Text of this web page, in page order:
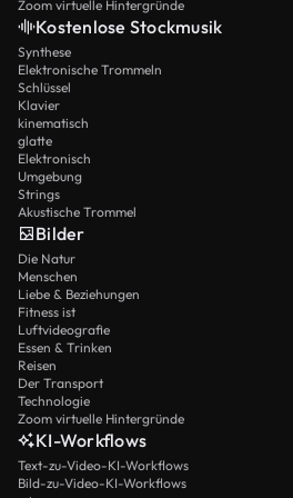
Zoom virtuelle Hintergründe
Kostenlose Stockmusik
Synthese
Elektronische Trommeln
Schlüssel
Klavier
kinematisch
glatte
Elektronisch
Umgebung
Strings
Akustische Trommel
Bilder
Die Natur
Menschen
Liebe & Beziehungen
Fitness ist
Luftvideografie
Essen & Trinken
Reisen
Der Transport
Technologie
Zoom virtuelle Hintergründe
KI-Workflows
Text-zu-Video-KI-Workflows
Bild-zu-Video-KI-Workflows